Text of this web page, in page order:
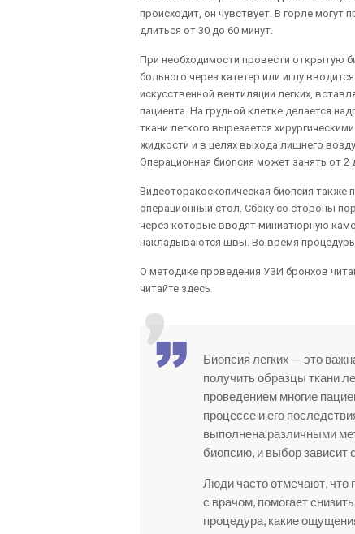
происходит, он чувствует. В горле могут
длиться от 30 до 60 минут.
При необходимости провести открытую
больного через катетер или иглу
искусственной вентиляции легких,
пациента. На грудной клетке делается
ткани легкого вырезается
жидкости и в целях выхода лишнего
Операционная биопсия может занять от 2
Видеоторакоскопическая биопсия
операционный стол. Сбоку со стороны
через которые вводят миниатюрную
накладываются швы. Во время процедуры
О методике проведения УЗИ бронхов
читайте здесь .
Биопсия легких — это
получить образцы ткани
проведением многие
процессе и его
выполнена различными
биопсию, и выбор зависит
Люди часто отмечают, что
с врачом, помогает
процедура, какие